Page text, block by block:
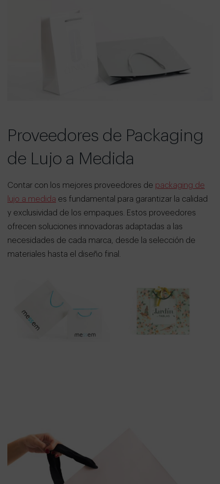
Proveedores de Packaging
de Lujo a Medida
Contar con los mejores proveedores de packaging de
lujo a medida es fundamental para garantizar la calidad
y exclusividad de los empaques. Estos proveedores
ofrecen soluciones innovadoras adaptadas a las
necesidades de cada marca, desde la selección de
materiales hasta el diseño final.